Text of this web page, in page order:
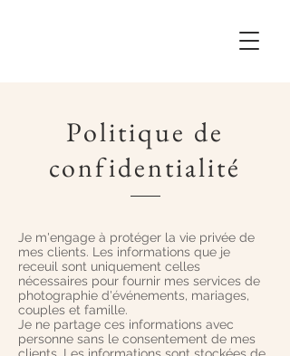
Politique de
confidentialité
Je m'engage à protéger la vie privée de
mes clients. Les informations que je
receuil sont uniquement celles
nécessaires pour fournir mes services de
photographie d'événements, mariages,
couples et famille.
Je ne partage ces informations avec
personne sans le consentement de mes